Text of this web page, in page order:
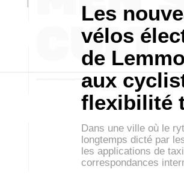
Les
vélos
de
aux
flexibilité
Dans une ville où le
longtemps dicté par
les applications de
correspondances